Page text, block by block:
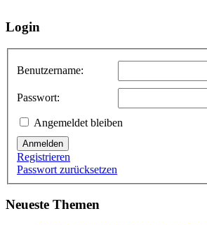
Login
Benutzername:
Passwort:
Angemeldet bleiben
Anmelden
Registrieren
Passwort zurücksetzen
Neueste Themen